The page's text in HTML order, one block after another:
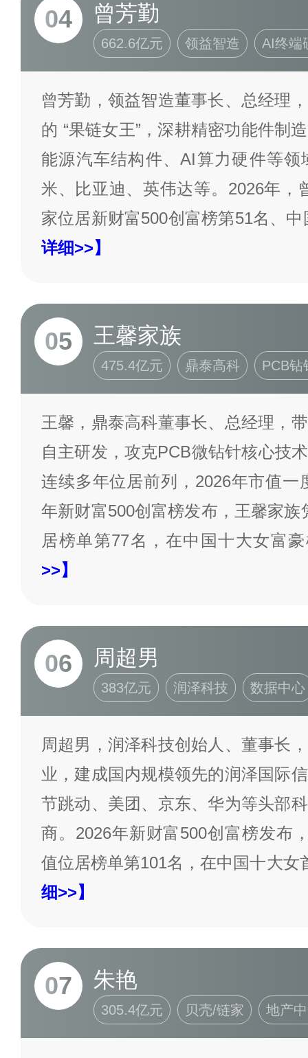
04 曾芳勤
662.6亿元 领益智造 AI终端
曾芳勤，领益智造董事长、总经理
的 “果链女王”，深耕精密功能件制
能源汽车结构件、AI算力硬件等
米、比亚迪、英伟达等。2026年，
家位居新财富500创富榜第51名、
详细>>】
05 王馨家族
475.4亿元 鼎泰高科 PCB钻
王馨，鼎泰高科董事长、总经理，
自主研发，攻克PCB微钻针核心技
连续多年位居前列，2026年市值一
年新财富500创富榜发布，王馨家族
居榜单第77名，在中国十大女富
>>】
06 周超男
383亿元 润泽科技 数据中心
周超男，润泽科技创始人、董事长
业，建成国内规模领先的润泽国际
节跳动、美团、京东、华为等头部
商。2026年新财富500创富榜发布
值位居榜单第101名，在中国十大
细>>】
07 朱艳
305.4亿元 贝壳/链家 地产